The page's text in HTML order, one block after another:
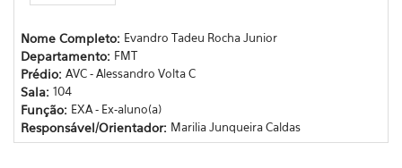
Nome Completo: Evandro Tadeu Rocha Junior
Departamento: FMT
Prédio: AVC - Alessandro Volta C
Sala: 104
Função: EXA - Ex-aluno(a)
Responsável/Orientador: Marilia Junqueira Caldas